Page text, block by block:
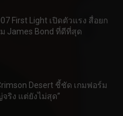
First Light เปิดตัวแรง สื่อยก
James Bond ที่ดีที่สุด
Desert ชี้ชัด เกมฟอร์ม
ริง แต่ยังไม่สุด”